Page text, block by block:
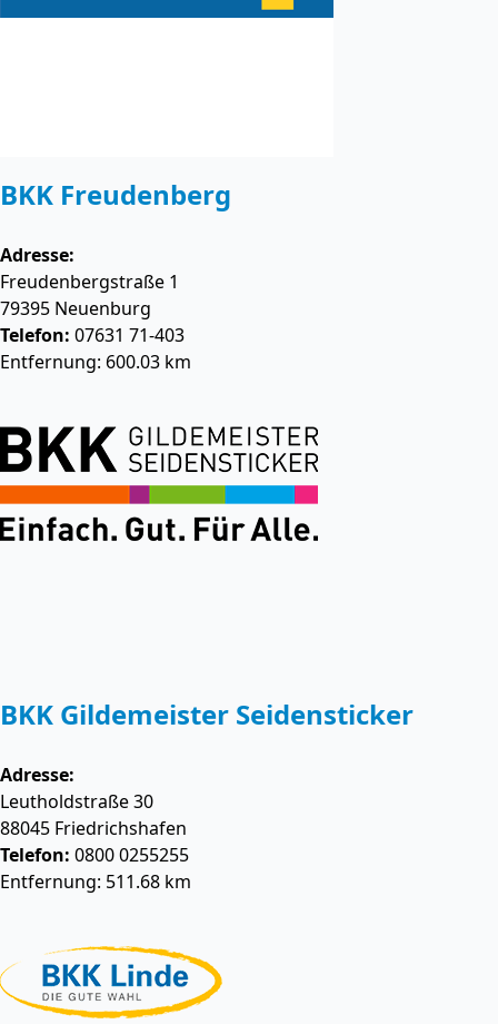
BKK Freudenberg
Adresse:
Freudenbergstraße 1
79395 Neuenburg
Telefon: 07631 71-403
Entfernung: 600.03 km
BKK Gildemeister Seidensticker
Adresse:
Leutholdstraße 30
88045 Friedrichshafen
Telefon: 0800 0255255
Entfernung: 511.68 km